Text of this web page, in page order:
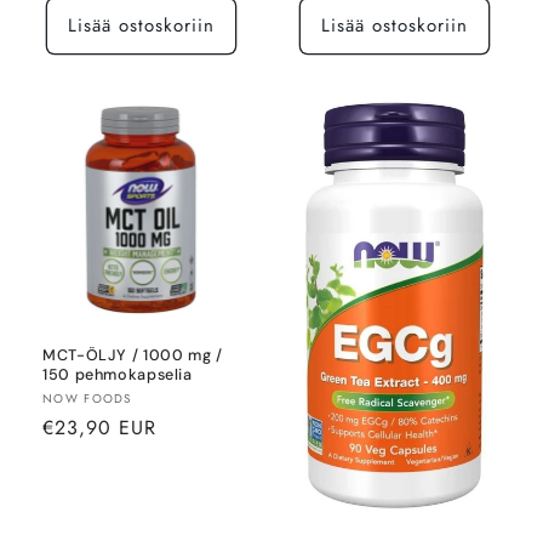
Lisää ostoskoriin Lisää ostoskoriin
MCT-ÖLJY / 1000 mg /
150 pehmokapselia
Myyjä:
NOW FOODS
Normaalihinta
€23,90 EUR